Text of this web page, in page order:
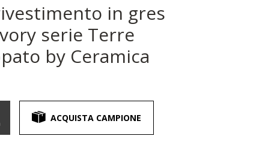
in gres
serie Terre
by Ceramica
ACQUISTA CAMPIONE